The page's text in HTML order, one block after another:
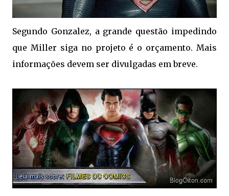
Segundo Gonzalez, a grande questão impedindo
que Miller siga no projeto é o orçamento. Mais
informações devem ser divulgadas em breve.